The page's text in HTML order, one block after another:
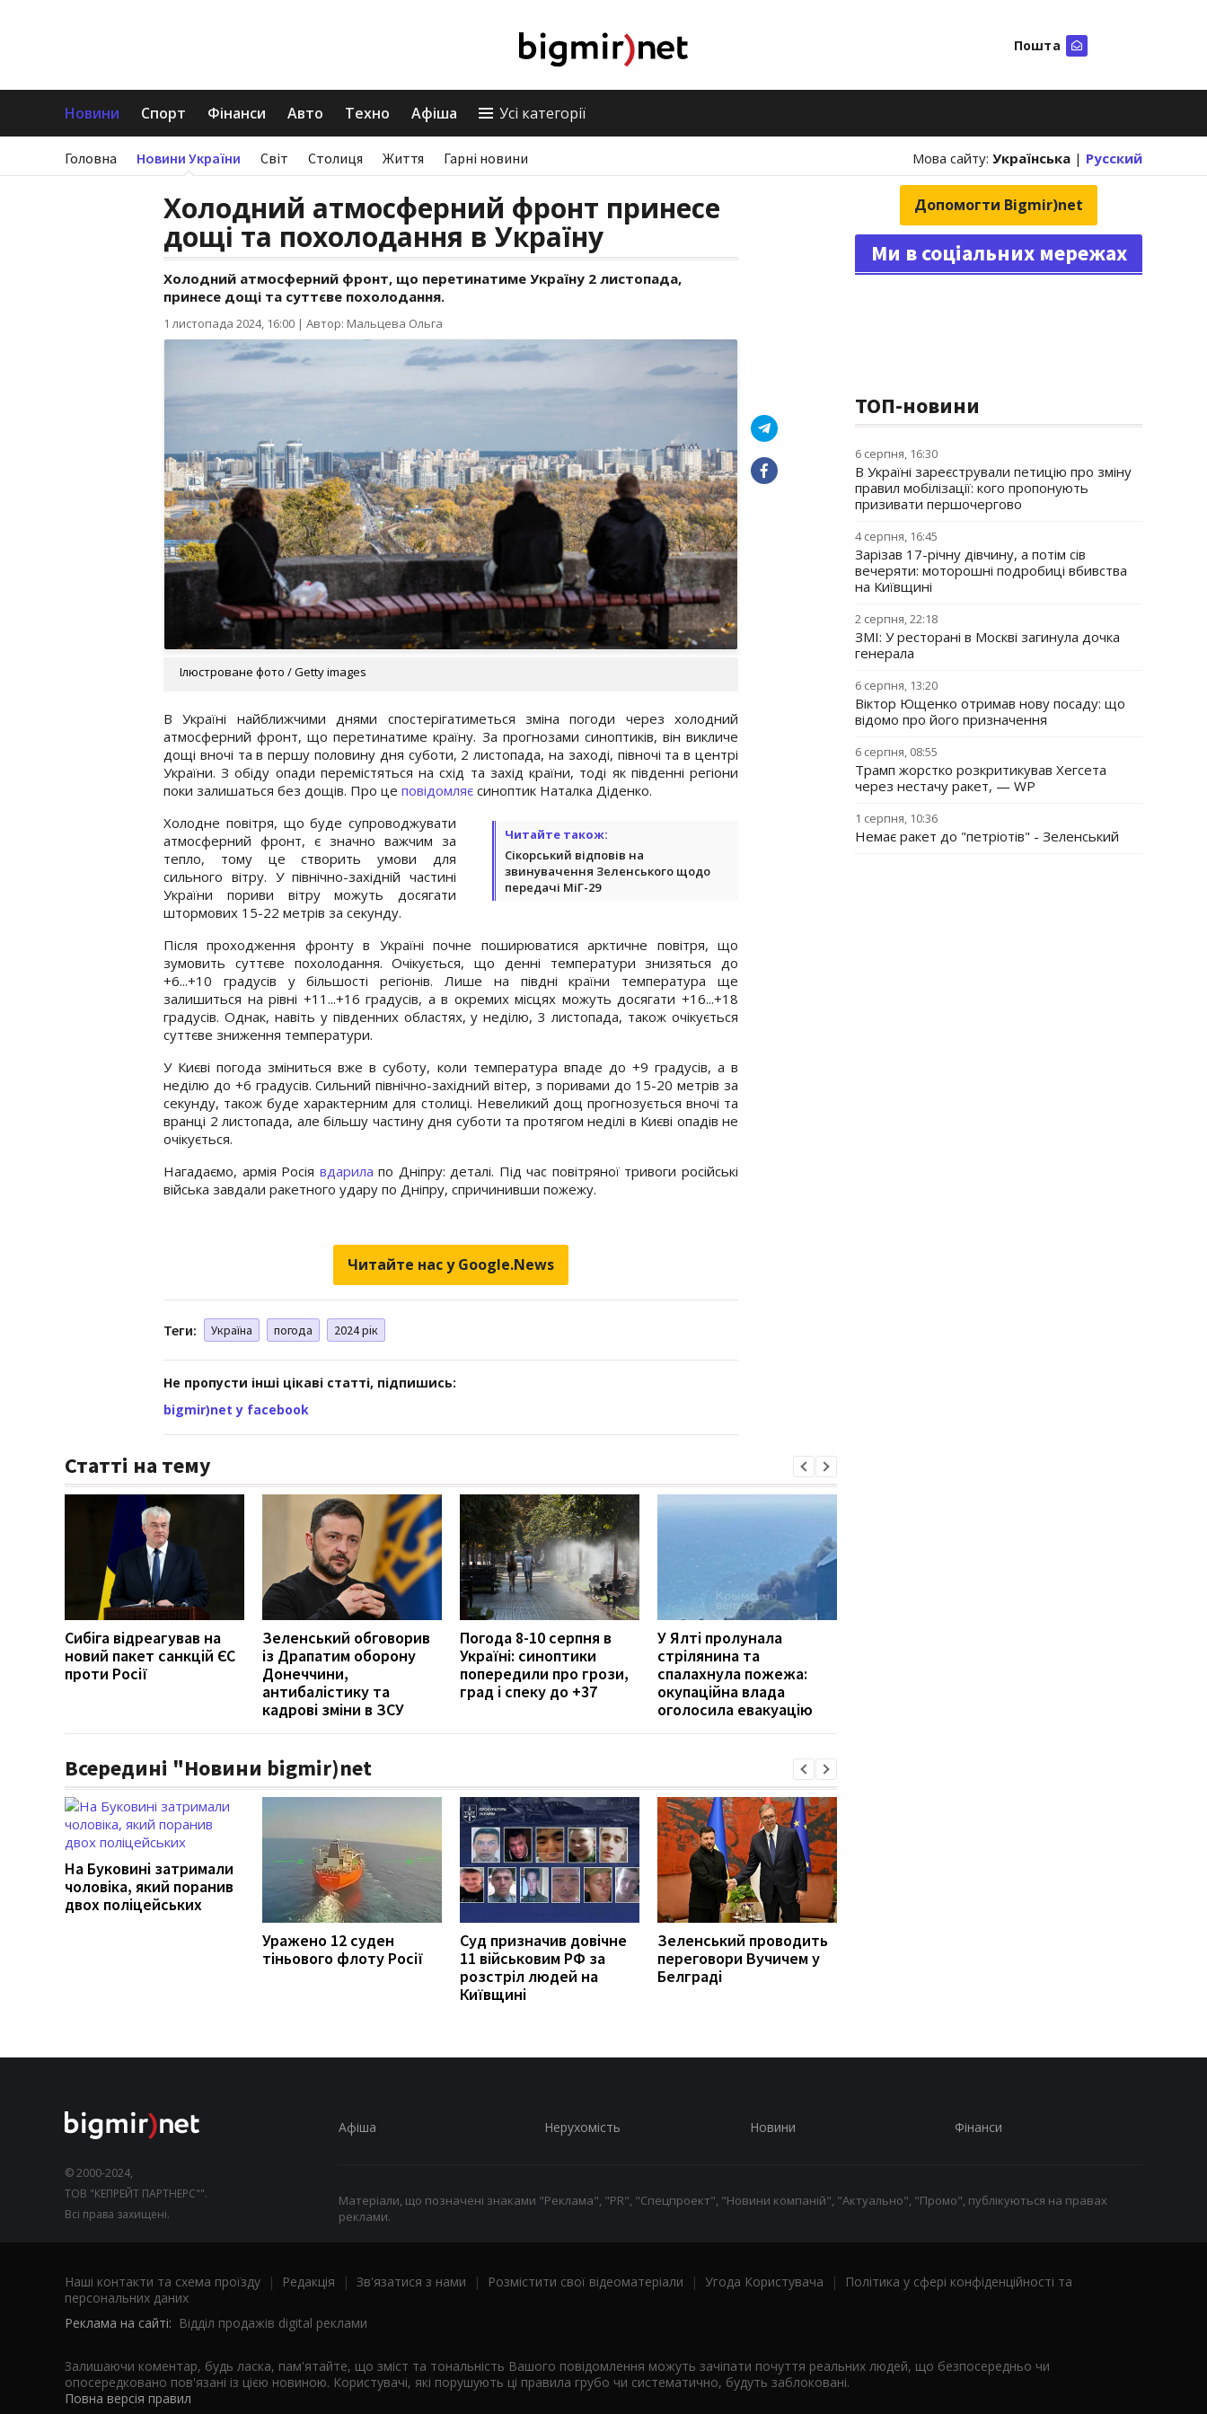
Пошта
Новини Спорт Фінанси Авто Техно Афіша Усі категорії
Головна Новини України Світ Столиця Життя Гарні новини Мова сайту: Українська | Русский
Холодний атмосферний фронт принесе
дощі та похолодання в Україну
Холодний атмосферний фронт, що перетинатиме Україну 2 листопада,
принесе дощі та суттєве похолодання.
1 листопада 2024, 16:00 | Автор: Мальцева Ольга
Ілюстроване фото / Getty images
В Україні найближчими днями спостерігатиметься зміна погоди через холодний
атмосферний фронт, що перетинатиме країну. За прогнозами синоптиків, він викличе
дощі вночі та в першу половину дня суботи, 2 листопада, на заході, півночі та в центрі
України. З обіду опади перемістяться на схід та захід країни, тоді як південні регіони
поки залишаться без дощів. Про це повідомляє синоптик Наталка Діденко.
Читайте також:
Сікорський відповів на
звинувачення Зеленського щодо
передачі МіГ-29
Холодне повітря, що буде супроводжувати
атмосферний фронт, є значно важчим за
тепло, тому це створить умови для
сильного вітру. У північно-західній частині
України пориви вітру можуть досягати
штормових 15-22 метрів за секунду.
Після проходження фронту в Україні почне поширюватися арктичне повітря, що
зумовить суттєве похолодання. Очікується, що денні температури знизяться до
+6...+10 градусів у більшості регіонів. Лише на півдні країни температура ще
залишиться на рівні +11...+16 градусів, а в окремих місцях можуть досягати +16...+18
градусів. Однак, навіть у південних областях, у неділю, 3 листопада, також очікується
суттєве зниження температури.
У Києві погода зміниться вже в суботу, коли температура впаде до +9 градусів, а в
неділю до +6 градусів. Сильний північно-західний вітер, з поривами до 15-20 метрів за
секунду, також буде характерним для столиці. Невеликий дощ прогнозується вночі та
вранці 2 листопада, але більшу частину дня суботи та протягом неділі в Києві опадів не
очікується.
Нагадаємо, армія Росія вдарила по Дніпру: деталі. Під час повітряної тривоги російські
війська завдали ракетного удару по Дніпру, спричинивши пожежу.
Читайте нас у Google.News
Теги: Україна погода 2024 рік
Не пропусти інші цікаві статті, підпишись:
bigmir)net у facebook
Статті на тему
Сибіга відреагував на
новий пакет санкцій ЄС
проти Росії
Зеленський обговорив
із Драпатим оборону
Донеччини,
антибалістику та
кадрові зміни в ЗСУ
Погода 8-10 серпня в
Україні: синоптики
попередили про грози,
град і спеку до +37
У Ялті пролунала
стрілянина та
спалахнула пожежа:
окупаційна влада
оголосила евакуацію
Всередині "Новини bigmir)net
На Буковині затримали
чоловіка, який поранив
двох поліцейських
Уражено 12 суден
тіньового флоту Росії
Суд призначив довічне
11 військовим РФ за
розстріл людей на
Київщині
Зеленський проводить
переговори Вучичем у
Белграді
Допомогти Bigmir)net
Ми в соціальних мережах
ТОП-новини
6 серпня, 16:30
В Україні зареєстрували петицію про зміну
правил мобілізації: кого пропонують
призивати першочергово
4 серпня, 16:45
Зарізав 17-річну дівчину, а потім сів
вечеряти: моторошні подробиці вбивства
на Київщині
2 серпня, 22:18
ЗМІ: У ресторані в Москві загинула дочка
генерала
6 серпня, 13:20
Віктор Ющенко отримав нову посаду: що
відомо про його призначення
6 серпня, 08:55
Трамп жорстко розкритикував Хегсета
через нестачу ракет, — WP
1 серпня, 10:36
Немає ракет до "петріотів" - Зеленський
© 2000-2024,
ТОВ "КЕПРЕЙТ ПАРТНЕРС"".
Всі права захищені.
Афіша Нерухомість Новини Фінанси
Матеріали, що позначені знаками "Реклама", "PR", "Спецпроект", "Новини компаній", "Актуально", "Промо", публікуються на правах
реклами.
Наші контакти та схема проїзду | Редакція | Зв'язатися з нами | Розмістити свої відеоматеріали | Угода Користувача |
Політика у сфері конфіденційності та
персональних даних
Реклама на сайті: Відділ продажів digital реклами
Залишаючи коментар, будь ласка, пам'ятайте, що зміст та тональність Вашого повідомлення можуть зачіпати почуття реальних людей, що безпосередньо чи
опосередковано пов'язані із цією новиною. Користувачі, які порушують ці правила грубо чи систематично, будуть заблоковані.
Повна версія правил